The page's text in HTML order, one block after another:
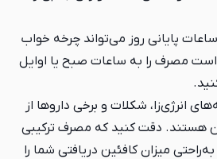
پایانی روز می‌تواند چرخه خواب
است مصرف را به ساعات صبح یا اوایل
انرژی‌زا، شکلات و برخی داروها از
هستند. دقت کنید که مصرف ترکیبی
میزان کافئین دریافتی شما را